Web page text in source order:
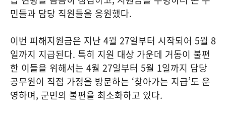
민들과 담당 직원들을 응원했다.
이번 피해지원금은 지난 4월 27일부터 시작되어 5월 8
일까지 지급된다. 특히 지원 대상 가운데 거동이 불편
한 이들을 위해서는 4월 27일부터 5월 1일까지 담당
공무원이 직접 가정을 방문하는 ‘찾아가는 지급’도 운
영하며, 군민의 불편을 최소화하고 있다.